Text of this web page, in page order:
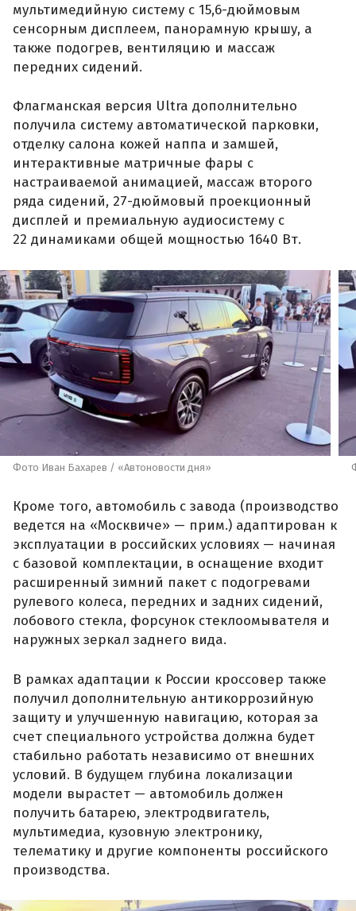
мультимедийную систему с 15,6-дюймовым
сенсорным дисплеем, панорамную крышу, а
также подогрев, вентиляцию и массаж
передних сидений.
Флагманская версия Ultra дополнительно
получила систему автоматической парковки,
отделку салона кожей наппа и замшей,
интерактивные матричные фары с
настраиваемой анимацией, массаж второго
ряда сидений, 27-дюймовый проекционный
дисплей и премиальную аудиосистему с
22 динамиками общей мощностью 1640 Вт.
Фото Иван Бахарев / «Автоновости дня»
Кроме того, автомобиль с завода (производство
ведется на «Москвиче» — прим.) адаптирован к
эксплуатации в российских условиях — начиная
с базовой комплектации, в оснащение входит
расширенный зимний пакет с подогревами
рулевого колеса, передних и задних сидений,
лобового стекла, форсунок стеклоомывателя и
наружных зеркал заднего вида.
В рамках адаптации к России кроссовер также
получил дополнительную антикоррозийную
защиту и улучшенную навигацию, которая за
счет специального устройства должна будет
стабильно работать независимо от внешних
условий. В будущем глубина локализации
модели вырастет — автомобиль должен
получить батарею, электродвигатель,
мультимедиа, кузовную электронику,
телематику и другие компоненты российского
производства.